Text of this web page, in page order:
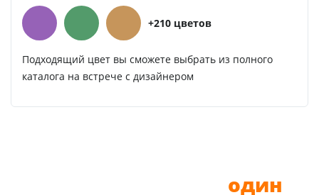
+210 цветов
Подходящий цвет вы сможете выбрать из полного
каталога на встрече с дизайнером
один